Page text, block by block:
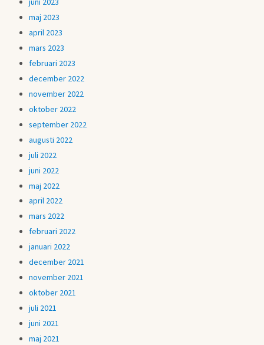
maj 2023
april 2023
mars 2023
februari 2023
december 2022
november 2022
oktober 2022
september 2022
augusti 2022
juli 2022
juni 2022
maj 2022
april 2022
mars 2022
februari 2022
januari 2022
december 2021
november 2021
oktober 2021
juli 2021
juni 2021
maj 2021